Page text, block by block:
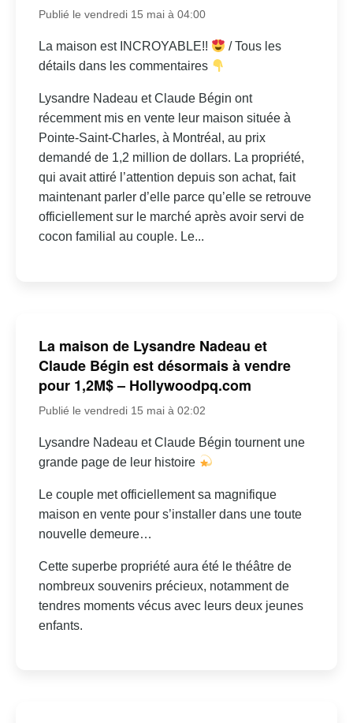
Publié le vendredi 15 mai à 04:00
La maison est INCROYABLE!!
/ Tous les
détails dans les commentaires
Lysandre Nadeau et Claude Bégin ont
récemment mis en vente leur maison située à
Pointe-Saint-Charles, à Montréal, au prix
demandé de 1,2 million de dollars. La propriété,
qui avait attiré l’attention depuis son achat, fait
maintenant parler d’elle parce qu’elle se retrouve
officiellement sur le marché après avoir servi de
cocon familial au couple. Le...
La maison de Lysandre Nadeau et
Claude Bégin est désormais à vendre
pour 1,2M$ – Hollywoodpq.com
Publié le vendredi 15 mai à 02:02
Lysandre Nadeau et Claude Bégin tournent une
grande page de leur histoire
Le couple met officiellement sa magnifique
maison en vente pour s’installer dans une toute
nouvelle demeure…
Cette superbe propriété aura été le théâtre de
nombreux souvenirs précieux, notamment de
tendres moments vécus avec leurs deux jeunes
enfants.